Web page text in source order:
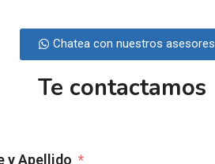
Chatea con nuestros asesores
Te contactamos
y Apellido